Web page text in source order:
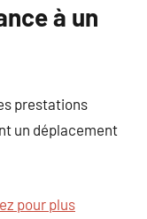
à un
prestations
un déplacement
pour plus